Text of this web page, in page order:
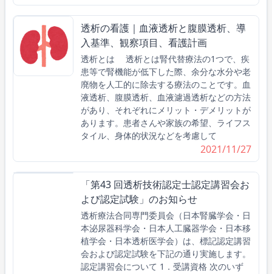
透析の看護｜血液透析と腹膜透析、導
入基準、観察項目、看護計画
透析とは 透析とは腎代替療法の1つで、疾
患等で腎機能が低下した際、余分な水分や老
廃物を人工的に除去する療法のことです。血
液透析、腹膜透析、血液濾過透析などの方法
があり、それぞれにメリット・デメリットが
あります。患者さんや家族の希望、ライフス
タイル、身体的状況などを考慮して
2021/11/27
「第43 回透析技術認定士認定講習会お
よび認定試験」のお知らせ
透析療法合同専門委員会（日本腎臓学会・日
本泌尿器科学会・日本人工臓器学会・日本移
植学会・日本透析医学会）は、標記認定講習
会および認定試験を下記の通り実施します。
認定講習会について 1．受講資格 次のいず